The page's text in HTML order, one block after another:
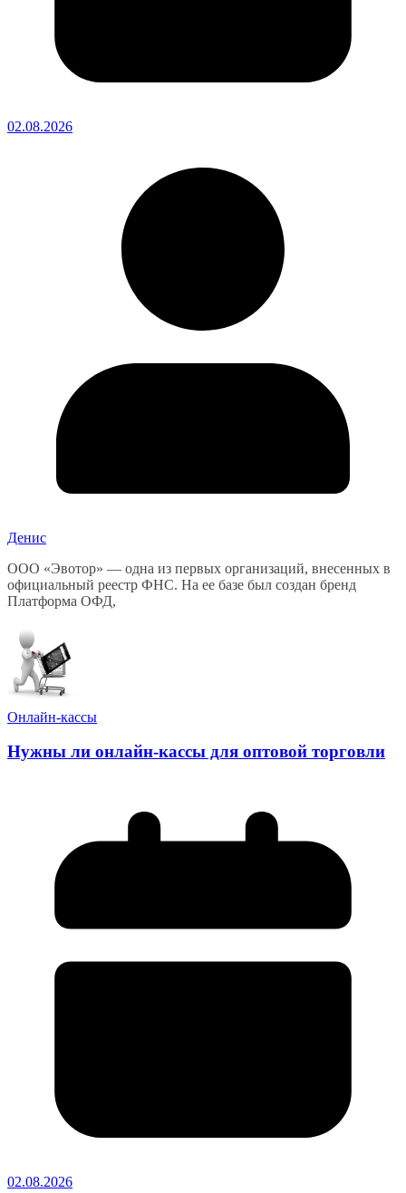
02.08.2026
Денис
ООО «Эвотор» — одна из первых организаций, внесенных в
официальный реестр ФНС. На ее базе был создан бренд
Платформа ОФД,
Онлайн-кассы
Нужны ли онлайн-кассы для оптовой торговли
02.08.2026